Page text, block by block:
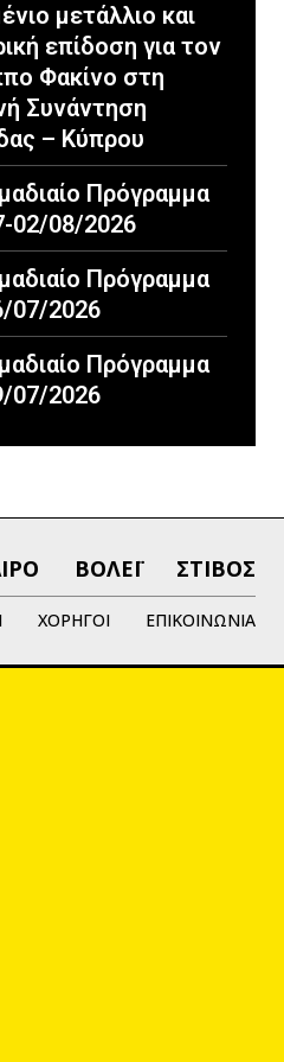
μετάλλιο και
επίδοση για τον
Φακίνο στη
Συνάντηση
– Κύπρου
Πρόγραμμα
02/08/2026
Πρόγραμμα
07/2026
Πρόγραμμα
07/2026
ΒΟΛΕΪ ΣΤΙΒΟΣ
ΧΟΡΗΓΟΙ ΕΠΙΚΟΙΝΩΝΙΑ